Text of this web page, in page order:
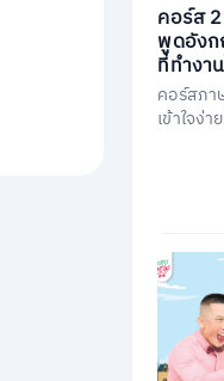
คอร์ส
พูดอังก
ที่ทำงา
คอร์สภา
เข้าใจง่